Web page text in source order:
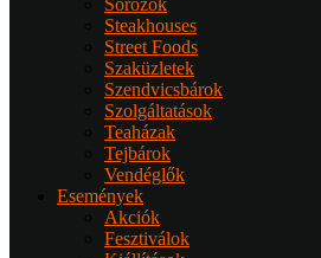
Steakhouses
Street Foods
Szaküzletek
Szendvicsbárok
Szolgáltatások
Teaházak
Tejbárok
Vendéglők
Események
Akciók
Fesztiválok